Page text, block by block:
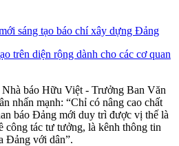
sáng tạo báo chí xây dựng Đảng
trên diện rộng dành cho các cơ quan
báo Hữu Việt - Trưởng Ban Văn
nhấn mạnh: “Chỉ có nâng cao chất
báo Đảng mới duy trì được vị thế là
công tác tư tưởng, là kênh thông tin
Đảng với dân”.